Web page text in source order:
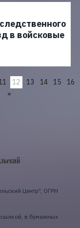
в войсковые
12 13 14 15
16
»
Центр", ОГРН
в бумажных